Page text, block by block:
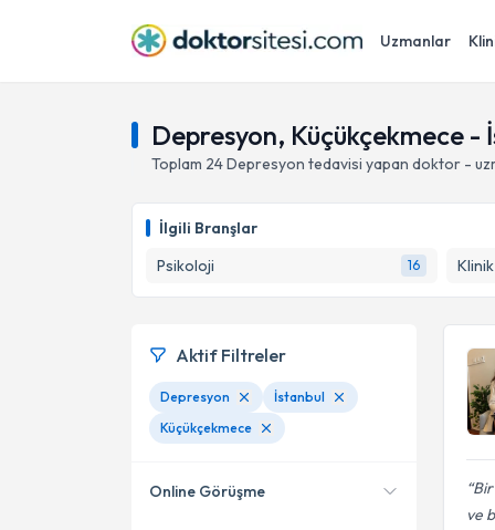
Uzmanlar
Depresyon, Küçükçekmece -
Toplam 24Depresyon tedavisi yapan doktor -
İlgili Branşlar
Psikoloji
16
Bir
ve
Aktif Filtreler
Depresyon
İstanbul
Küçükçekmece
Online Görüşme